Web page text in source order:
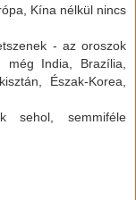
Kína nélkül nincs
- az oroszok
India, Brazília,
Észak-Korea,
sehol, semmiféle